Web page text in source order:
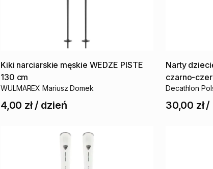
Kiki narciarskie męskie WEDZE PISTE
130 cm
WULMAREX Mariusz Domek
4,00 zł / dzień
Narty
czarno-
Decathlon
30,00 zł/